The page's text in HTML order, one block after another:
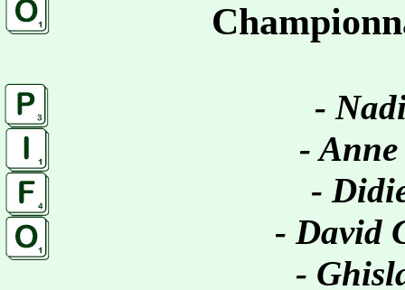
-
-
-
- David
-